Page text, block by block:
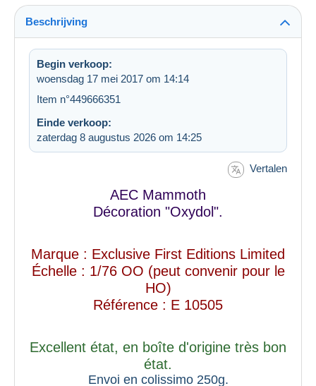
Beschrijving
Begin verkoop:
woensdag 17 mei 2017 om 14:14
Item n°449666351
Einde verkoop:
zaterdag 8 augustus 2026 om 14:25
Vertalen
AEC Mammoth
Décoration "Oxydol".
Marque : Exclusive First Editions Limited
Échelle : 1/76 OO (peut convenir pour le
HO)
Référence : E 10505
Excellent état, en boîte d'origine très bon
état.
Envoi en colissimo 250g.